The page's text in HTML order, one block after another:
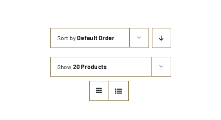
Sort byDefault Order
Show 20 Products